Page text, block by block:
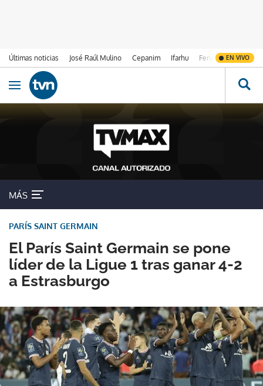
Últimas noticias José Raúl Mulino Cepanim Ifarhu Fenómeno de El
EN VIVO
Ir al contenido
Obrir navegació
MÁS
El París Saint Germain se pone
líder de la Ligue 1 tras ganar 4-2
a Estrasburgo
PARÍS SAINT GERMAIN